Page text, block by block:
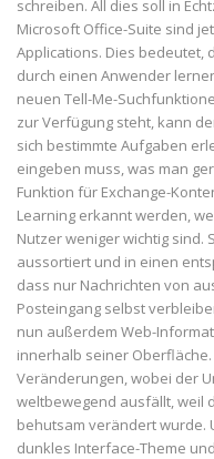
schreiben. All dies soll in
Microsoft Office-Suite sind
Applications. Dies bedeutet,
durch einen Anwender
neuen Tell-Me-
zur Verfügung steht, kann
sich bestimmte Aufgaben
eingeben muss, was man
Funktion für Exchange-
Learning erkannt werden,
Nutzer weniger wichtig sind.
aussortiert und in einen
dass nur Nachrichten von
Posteingang selbst
nun außerdem Web-
innerhalb seiner
Veränderungen, wobei der
weltbewegend ausfällt, weil
behutsam verändert wurde.
dunkles Interface-Theme